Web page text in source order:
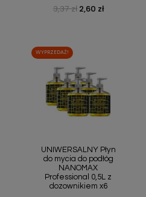
Cena podstawowa
3,37 zł Cena
2,60 zł
UNIWERSALNY Płyn
do mycia do podłóg
NANOMAX
Professional 0,5L z
dozownikiem x6
WYPRZEDAŻ!